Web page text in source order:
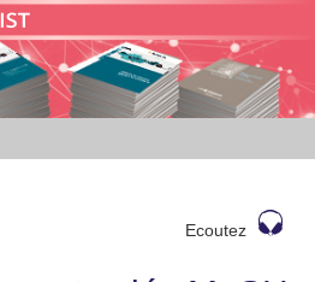
Ecoutez